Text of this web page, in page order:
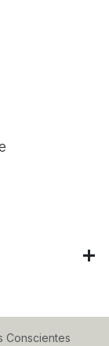
Conscientes